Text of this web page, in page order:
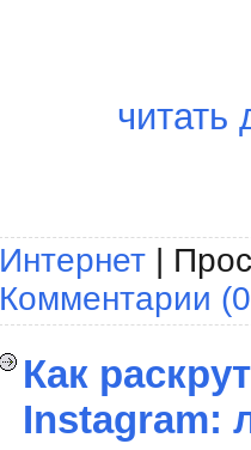
читать
Интернет |
Комментарии
Как
Instagram: